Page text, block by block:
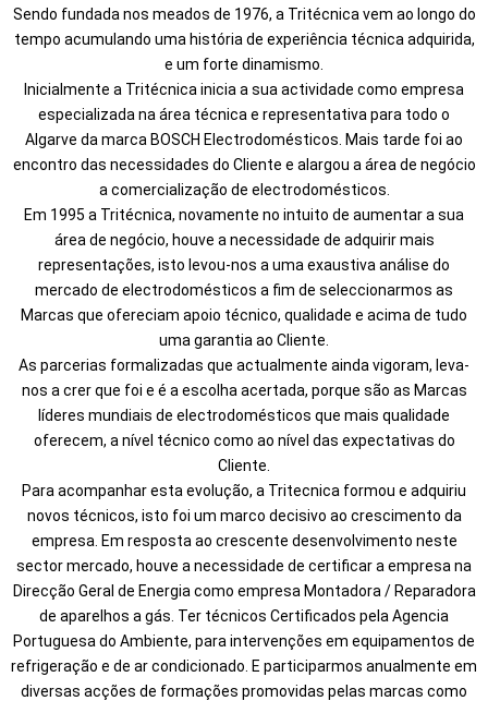
Sendo fundada nos meados de 1976, a Tritécnica vem ao longo do
tempo acumulando uma história de experiência técnica adquirida,
e um forte dinamismo.
Inicialmente a Tritécnica inicia a sua actividade como empresa
especializada na área técnica e representativa para todo o
Algarve da marca BOSCH Electrodomésticos. Mais tarde foi ao
encontro das necessidades do Cliente e alargou a área de negócio
a comercialização de electrodomésticos.
Em 1995 a Tritécnica, novamente no intuito de aumentar a sua
área de negócio, houve a necessidade de adquirir mais
representações, isto levou-nos a uma exaustiva análise do
mercado de electrodomésticos a fim de seleccionarmos as
Marcas que ofereciam apoio técnico, qualidade e acima de tudo
uma garantia ao Cliente.
As parcerias formalizadas que actualmente ainda vigoram, leva-
nos a crer que foi e é a escolha acertada, porque são as Marcas
líderes mundiais de electrodomésticos que mais qualidade
oferecem, a nível técnico como ao nível das expectativas do
Cliente.
Para acompanhar esta evolução, a Tritecnica formou e adquiriu
novos técnicos, isto foi um marco decisivo ao crescimento da
empresa. Em resposta ao crescente desenvolvimento neste
sector mercado, houve a necessidade de certificar a empresa na
Direcção Geral de Energia como empresa Montadora / Reparadora
de aparelhos a gás. Ter técnicos Certificados pela Agencia
Portuguesa do Ambiente, para intervenções em equipamentos de
refrigeração e de ar condicionado. E participarmos anualmente em
diversas acções de formações promovidas pelas marcas como